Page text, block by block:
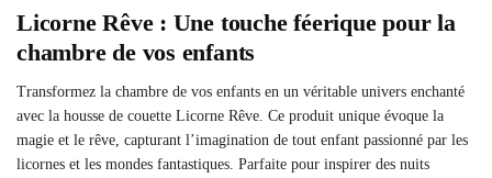
Licorne Rêve : Une touche féerique pour la
chambre de vos enfants
Transformez la chambre de vos enfants en un véritable univers enchanté
avec la housse de couette Licorne Rêve. Ce produit unique évoque la
magie et le rêve, capturant l’imagination de tout enfant passionné par les
licornes et les mondes fantastiques. Parfaite pour inspirer des nuits